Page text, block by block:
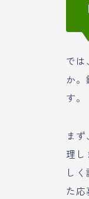
で
か
す。
ま
理し
し
た